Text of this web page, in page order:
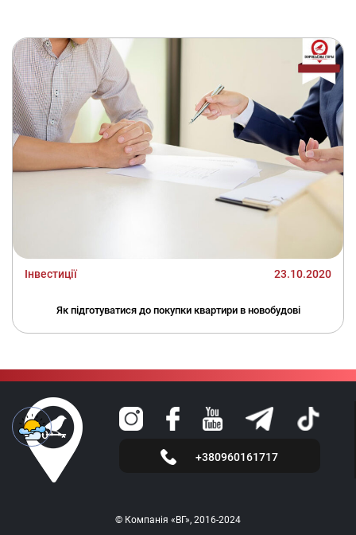
Інвестиції 23.10.2020
Як підготуватися до покупки квартири в новобудові
+380960161717
© Компанія «ВГ», 2016-2024